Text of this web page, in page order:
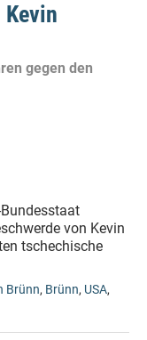
gegen den
von Kevin
tschechische
Brünn, Brünn, USA,